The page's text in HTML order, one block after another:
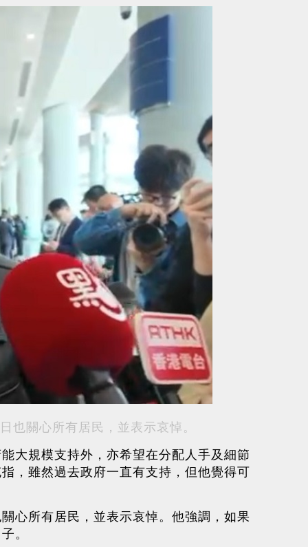
關心所有居民，並表示哀悼。
大規模支持外，亦希望在分配人手及細節
，雖然過去政府一直有支持，但他覺得可
心所有居民，並表示哀悼。他強調，如果
。